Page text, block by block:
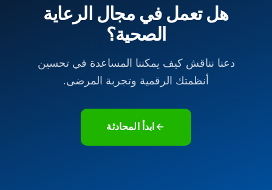
هل تعمل في مجال الرعاية
الصحية؟
دعنا نناقش كيف يمكننا المساعدة في تحسين
أنظمتك الرقمية وتجربة المرضى.
ابدأ المحادثة